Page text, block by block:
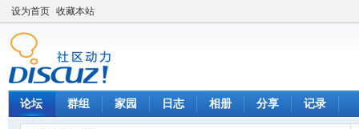
设为首页 收藏本站
论坛 群组 家园 日志 相册 分享 记录